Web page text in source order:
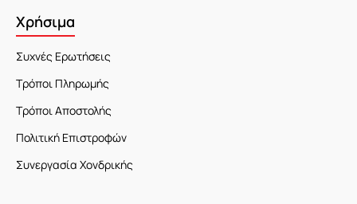
Χρήσιμα
Συχνές Ερωτήσεις
Τρόποι Πληρωμής
Τρόποι Αποστολής
Πολιτική Επιστροφών
Συνεργασία Χονδρικής